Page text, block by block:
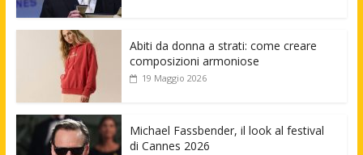
Abiti da donna a strati: come creare
composizioni armoniose
19 Maggio 2026
Michael Fassbender, il look al festival
di Cannes 2026